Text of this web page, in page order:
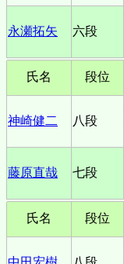
永瀬拓矢 六段
氏名 段位
神崎健二 八段
藤原直哉 七段
氏名 段位